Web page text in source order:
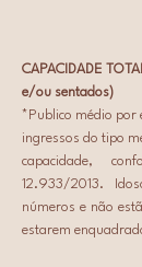
CAPACIDADE
e/ou sentados)
*Publico médio por
ingressos do tipo
capacidade,
12.933/2013.
números e não
estarem